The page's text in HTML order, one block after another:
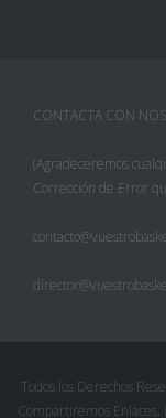
CONTACTA CON
(Agradeceremos
Corrección de Error
Todos los Derechos
Compartiremos Enlaces.